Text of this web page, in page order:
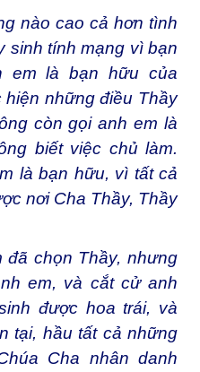
nào cao cả hơn tình
sinh tính mạng vì bạn
em là bạn hữu của
hiện những điều Thầy
còn gọi anh em là
biết việc chủ làm.
là bạn hữu, vì tất cả
nơi Cha Thầy, Thầy
đã chọn Thầy, nhưng
em, và cắt cử anh
được hoa trái, và
tại, hầu tất cả những
Cha nhân danh